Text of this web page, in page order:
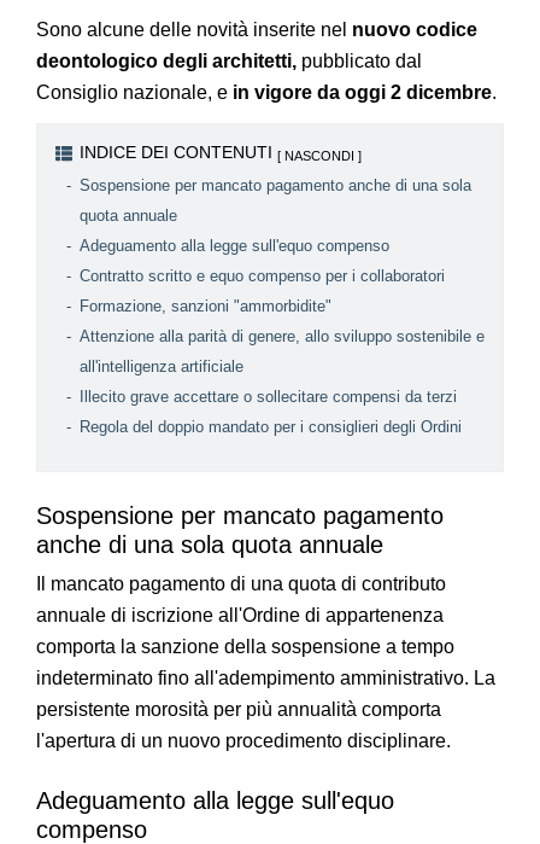
Sono alcune delle novità inserite nel nuovo codice
deontologico degli architetti, pubblicato dal
Consiglio nazionale, e in vigore da oggi 2 dicembre.
INDICE DEI CONTENUTI
Sospensione per mancato pagamento anche di una sola
quota annuale
Adeguamento alla legge sull'equo compenso
Contratto scritto e equo compenso per i collaboratori
Formazione, sanzioni "ammorbidite"
Attenzione alla parità di genere, allo sviluppo sostenibile e
all'intelligenza artificiale
Illecito grave accettare o sollecitare compensi da terzi
Regola del doppio mandato per i consiglieri degli Ordini
Sospensione per mancato pagamento
anche di una sola quota annuale
Il mancato pagamento di una quota di contributo
annuale di iscrizione all'Ordine di appartenenza
comporta la sanzione della sospensione a tempo
indeterminato fino all'adempimento amministrativo. La
persistente morosità per più annualità comporta
l'apertura di un nuovo procedimento disciplinare.
Adeguamento alla legge sull'equo
compenso